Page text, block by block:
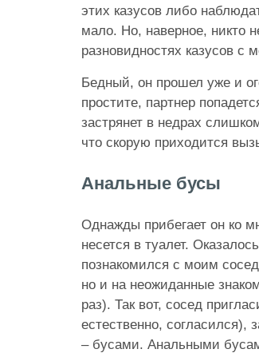
этих казусов либо
мало. Но, наверное, никто
разновидностях казусов
Бедный, он прошел уже и
простите, партнер
застрянет в недрах
что скорую приходится
Анальные бусы
Однажды прибегает он ко
несется в туалет.
познакомился с моим
но и на неожиданные
раз). Так вот, сосед
естественно, согласился),
– бусами. Анальными